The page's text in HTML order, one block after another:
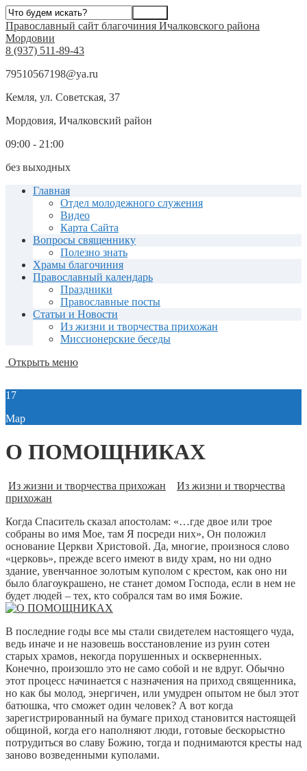
Православный сайт благочиния Ичалковского района
Мордовии
8 (937) 511-89-43
79510567198@ya.ru
Кемля, ул. Советская, 37
Мордовия, Ичалковский район
09:00 - 21:00
без выходных
Главная
Отдел молодежного служения
Видео
Карта Сайта
Вопросы священнику
Полезно знать
Храмы благочиния
Православный календарь
Праздники
Православные посты
Статьи и Новости
Из жизни и творчества прихожан
Миссионерские беседы
Открыть меню
17
Мар
О ПОМОЩНИКАХ
Из жизни и творчества прихожан
Из жизни и творчества
прихожан
Когда Спаситель сказал апостолам: «…где двое или трое
собраны во имя Мое, там Я посреди них», Он положил
основание Церкви Христовой. Да, многие, произнося слово
«церковь», прежде всего имеют в виду храм, но ни одно
здание, увенчанное золотым куполом с крестом, как оно ни
было благоукрашено, не станет домом Господа, если в нем не
будет людей – тех, кто собрался там во имя Божие.
В последние годы все мы стали свидетелем настоящего чуда,
ведь иначе и не назовешь восстановление из руин сотен
старых храмов, некогда порушенных и оскверненных.
Конечно, произошло это не само собой и не вдруг. Обычно
этот процесс начинается с назначения на приход священника,
но как бы молод, энергичен, или умудрен опытом не был этот
батюшка, что сможет один человек? А вот когда
зарегистрированный на бумаге приход становится настоящей
общиной, когда его наполняют люди, готовые бескорыстно
потрудиться во славу Божию, тогда и поднимаются кресты над
заново возведенными куполами.